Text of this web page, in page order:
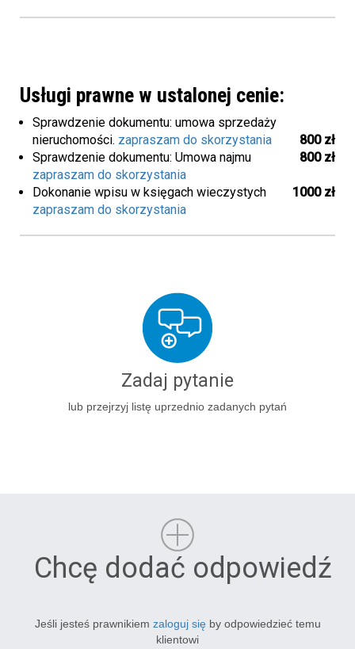
Usługi prawne w ustalonej cenie:
Sprawdzenie dokumentu: umowa sprzedaży
nieruchomości.
800 zł
zapraszam do skorzystania
Sprawdzenie dokumentu: Umowa najmu
800 zł
zapraszam do skorzystania
Dokonanie wpisu w księgach wieczystych
1000 zł
zapraszam do skorzystania
Zadaj pytanie
lub przejrzyj listę uprzednio zadanych pytań
Chcę dodać odpowiedź
Jeśli jesteś prawnikiem zaloguj się by odpowiedzieć temu
klientowi